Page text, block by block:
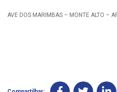
AVE DOS MARIMBAS – MONTE ALTO –